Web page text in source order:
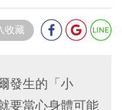
收藏
發生的「小
要當心身體可能